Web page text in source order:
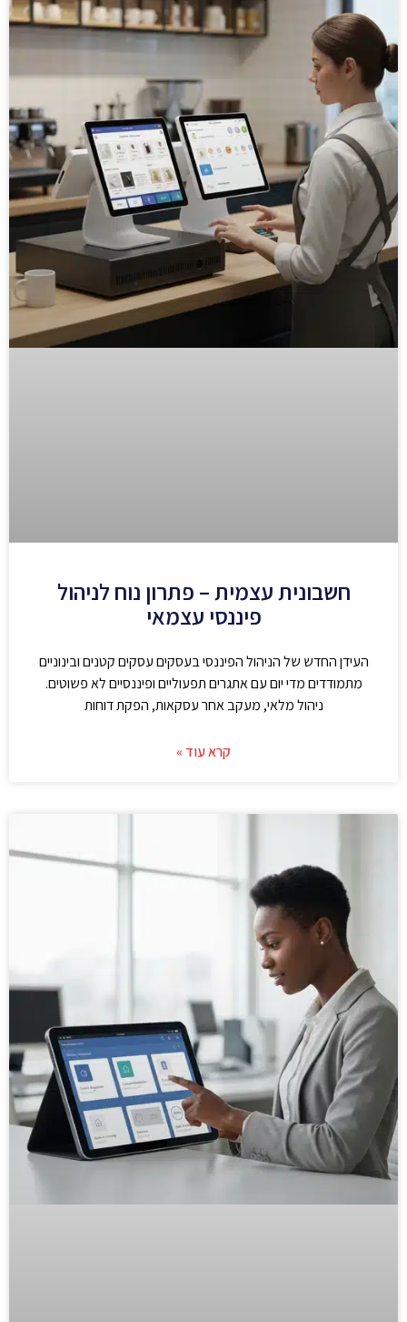
חשבונית עצמית – פתרון נוח לניהול
פיננסי עצמאי
העידן החדש של הניהול הפיננסי בעסקים עסקים קטנים ובינוניים
מתמודדים מדי יום עם אתגרים תפעוליים ופיננסיים לא פשוטים.
ניהול מלאי, מעקב אחר עסקאות, הפקת דוחות
קרא עוד »